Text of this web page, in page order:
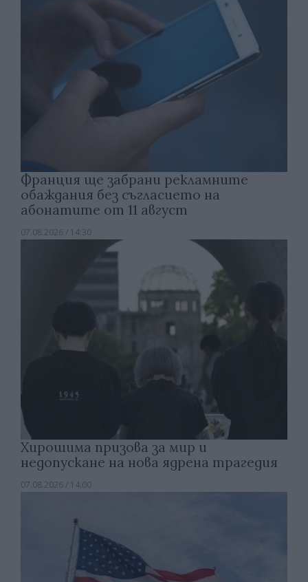
Франция ще забрани рекламните
обаждания без съгласието на
абонатите от 11 август
07.08.2026 / 14:30
Хирошима призова за мир и
недопускане на нова ядрена трагедия
07.08.2026 / 14:00